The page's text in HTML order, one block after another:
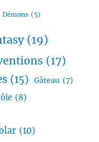
Démons (5)
(19)
(17)
(15) Gâteau (7)
(8)
(10)